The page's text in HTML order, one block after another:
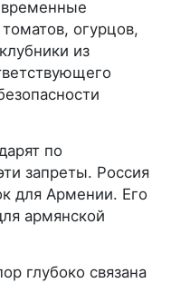
огурцов,
из
по
запреты. Россия
для Армении. Его
армянской
глубоко связана